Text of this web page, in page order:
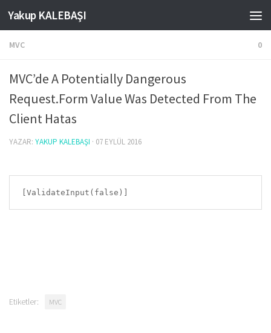
Skip to content
Yakup KALEBAŞI
MVC 0
MVC’de A Potentially Dangerous
Request.Form Value Was Detected From The
Client Hatas
YAZAR: YAKUP KALEBAŞI · 07 EYLÜL 2016
[ValidateInput(false)]
Etiketler: MVC